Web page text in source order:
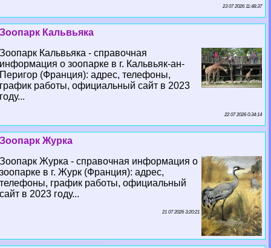
23 07 2026 11:48:37
Зоопарк Кальвьяка
Зоопарк Кальвьяка - справочная
информация о зоопарке в г. Кальвьяк-ан-
Перигор (Франция): адрес, телефоны,
график работы, официальный сайт в 2023
году...
22 07 2026 0:34:14
Зоопарк Журка
Зоопарк Журка - справочная информация о
зоопарке в г. Журк (Франция): адрес,
телефоны, график работы, официальный
сайт в 2023 году...
21 07 2026 3:20:21